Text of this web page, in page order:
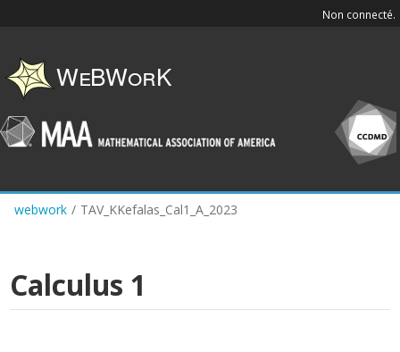
content
Non connecté.
webwork / TAV_KKefalas_Cal1_A_2023
Calculus 1